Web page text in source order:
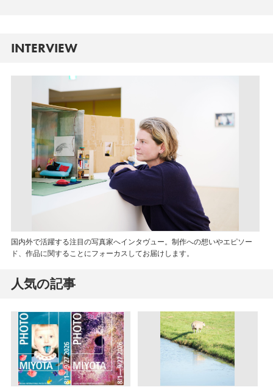
INTERVIEW
国内外で活躍する注目の写真家へインタヴュー。制作への想いやエピソー
ド、作品に関することにフォーカスしてお届けします。
人気の記事